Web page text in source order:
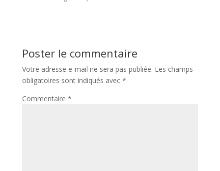
Poster le commentaire
Votre adresse e-mail ne sera pas publiée. Les champs
obligatoires sont indiqués avec *
Commentaire *